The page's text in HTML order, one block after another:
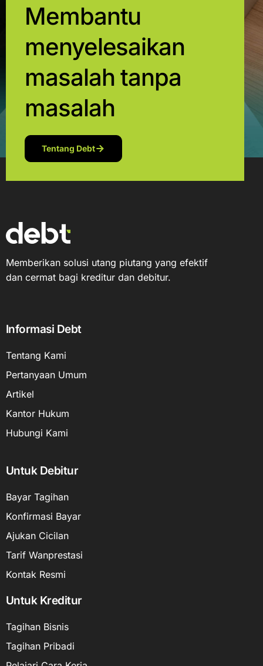
Membantu
menyelesaikan
masalah tanpa
masalah
Tentang Debt
Memberikan solusi utang piutang yang efektif
dan cermat bagi kreditur dan debitur.
Informasi Debt
Tentang Kami
Pertanyaan Umum
Artikel
Kantor Hukum
Hubungi Kami
Untuk Debitur
Bayar Tagihan
Konfirmasi Bayar
Ajukan Cicilan
Tarif Wanprestasi
Kontak Resmi
Untuk Kreditur
Tagihan Bisnis
Tagihan Pribadi